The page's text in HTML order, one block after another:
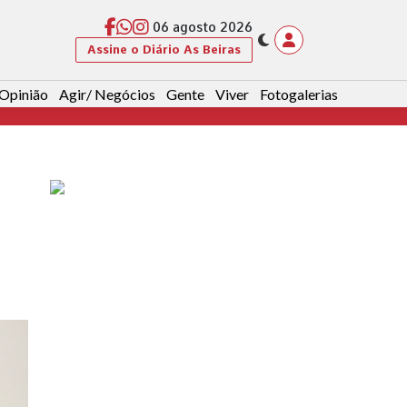
06 agosto 2026
Assine o Diário As Beiras
Agir/ Negócios Gente Viver Fotogalerias